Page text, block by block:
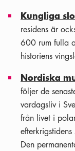
Kungliga
residens är
600 rum fulla
historiens
Nordiska
följer de
vardagsliv i
från livet i
Den